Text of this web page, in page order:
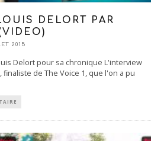
DELORT PAR
2015
Delort pour sa chronique L'interview
finaliste de The Voice 1, que l'on a pu